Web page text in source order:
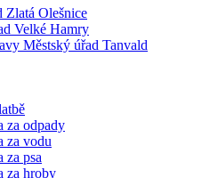
Zlatá Olešnice
Velké Hamry
Městský úřad Tanvald
za odpady
za vodu
za psa
za hroby